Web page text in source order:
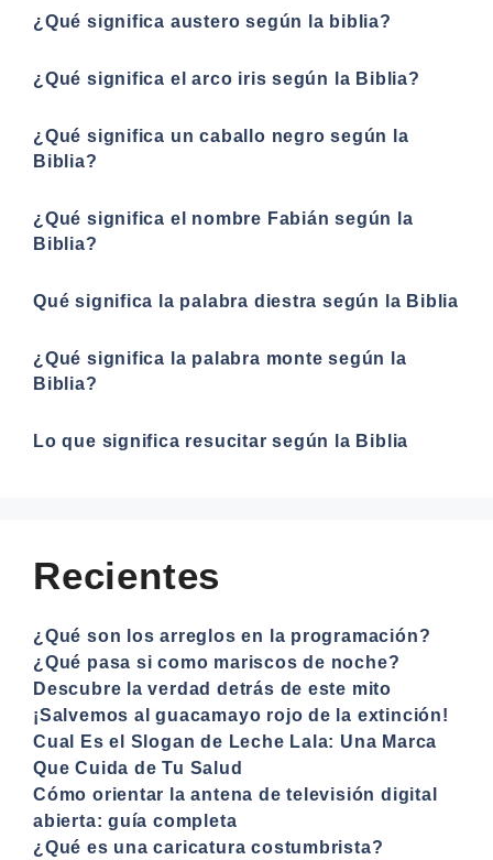
¿Qué significa austero según la biblia?
¿Qué significa el arco iris según la Biblia?
¿Qué significa un caballo negro según la
Biblia?
¿Qué significa el nombre Fabián según la
Biblia?
Qué significa la palabra diestra según la Biblia
¿Qué significa la palabra monte según la
Biblia?
Lo que significa resucitar según la Biblia
Recientes
¿Qué son los arreglos en la programación?
¿Qué pasa si como mariscos de noche?
Descubre la verdad detrás de este mito
¡Salvemos al guacamayo rojo de la extinción!
Cual Es el Slogan de Leche Lala: Una Marca
Que Cuida de Tu Salud
Cómo orientar la antena de televisión digital
abierta: guía completa
¿Qué es una caricatura costumbrista?